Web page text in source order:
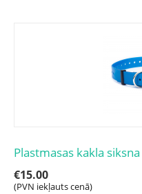
Plastmasas kakla
€15.00
(PVN iekļauts cenā)